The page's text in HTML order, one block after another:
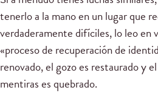
tenerlo a la mano en un lugar que
verdaderamente difíciles, lo leo en
«proceso de recuperación de
renovado, el gozo es restaurado y
mentiras es quebrado.